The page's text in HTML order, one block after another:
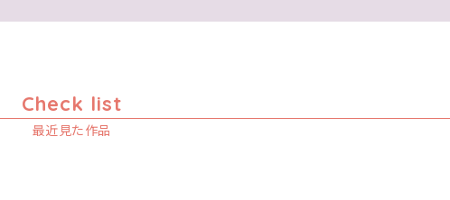
Check list
最近見た作品